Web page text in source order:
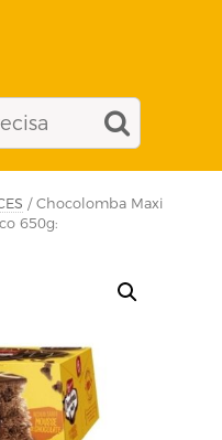
/ Chocolomba Maxi
650g: